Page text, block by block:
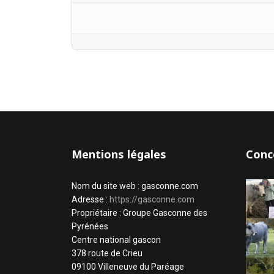
Mentions légales
Nom du site web : gasconne.com
Adresse : https://gasconne.com
Propriétaire : Groupe Gasconne des
Pyrénées
Centre national gascon
378 route de Crieu
09100 Villeneuve du Paréage